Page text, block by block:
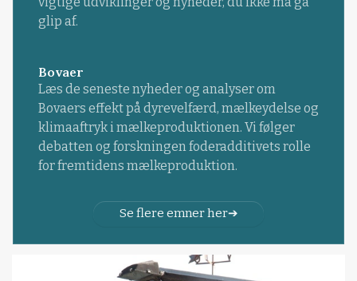
glip af.
Bovaer
Læs de seneste nyheder og analyser om
Bovaers effekt på dyrevelfærd, mælkeydelse og
klimaaftryk i mælkeproduktionen. Vi følger
debatten og forskningen foderadditivets rolle
for fremtidens mælkeproduktion.
Se flere emner her